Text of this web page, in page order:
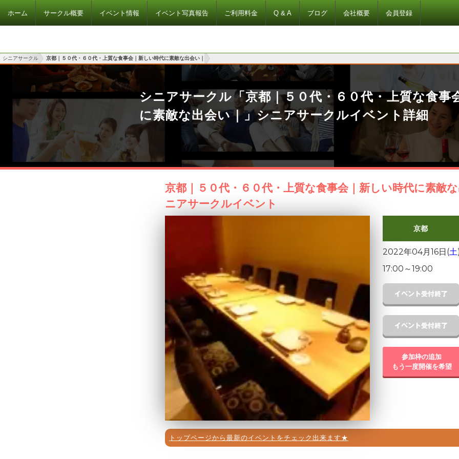
ホーム サークル概要 イベント情報 イベント写真報告 ご利用料金 Q & A ブログ 会社概要 会員登録
シニアサークル 京都｜５０代・６０代・上質な食事会｜新しい時代に素敵な出会い｜
シニアサークル「京都｜５０代・６０代・上質な食事
に素敵な出会い｜」シニアサークルイベント詳細
京都｜５０代・６０代・上質な食事会｜新しい時代に素敵
ニアサークルイベント
京都
2022年04月16日(土
17:00 ～19:00
参加枠の追加
もう一度開催を希望
トップページから最新のイベントをチェック出来ます★